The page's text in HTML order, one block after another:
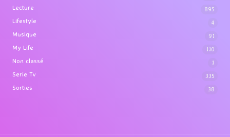
Lecture 895
Lifestyle 4
Musique 91
My Life 110
Non classé 1
Serie Tv 335
Sorties 38